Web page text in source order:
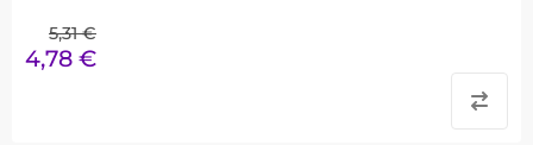
5,31 €
4,78 €